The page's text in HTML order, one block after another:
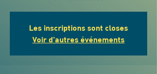
Les inscriptions sont closes
Voir d'autres événements